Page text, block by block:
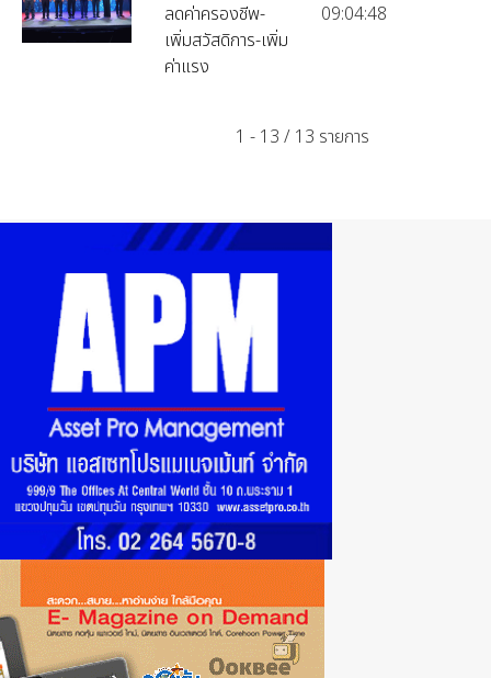
ลดค่าครองชีพ-
เพิ่มสวัสดิการ-เพิ่ม
ค่าแรง
09:04:48
1 - 13 / 13 รายการ